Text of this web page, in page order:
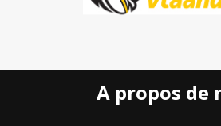
A propos de